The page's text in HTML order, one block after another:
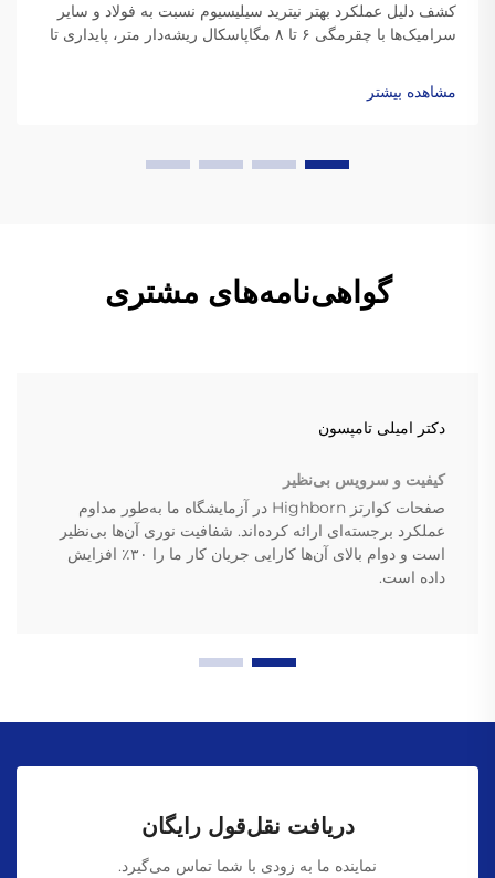
کشف دلیل عملکرد بهتر نیترید سیلیسیوم نسبت به فولاد و سایر
سرامیک‌ها با چقرمگی ۶ تا ۸ مگاپاسکال ریشه‌دار متر، پایداری تا
اطلاعات بیشتر.
مشاهده بیشتر
گواهی‌نامه‌های مشتری
دکتر امیلی تامپسون
کیفیت و سرویس بی‌نظیر
صفحات کوارتز Highborn در آزمایشگاه ما به‌طور مداوم
عملکرد برجسته‌ای ارائه کرده‌اند. شفافیت نوری آن‌ها بی‌نظیر
است و دوام بالای آن‌ها کارایی جریان کار ما را ۳۰٪ افزایش
داده است.
دریافت نقل‌قول رایگان
نماینده ما به زودی با شما تماس می‌گیرد.